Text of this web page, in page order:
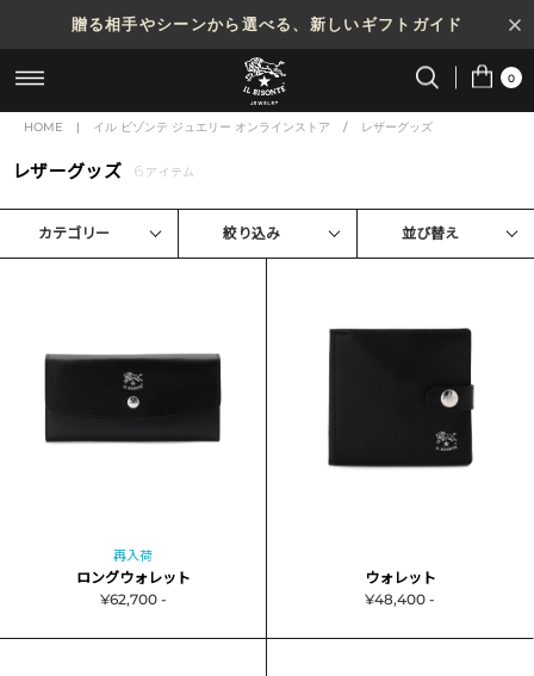
贈る相手やシーンから選べる、新しいギフトガイド
0
HOME | イル ビゾンテ ジュエリー オンラインストア / レザーグッズ
レザーグッズ 6 アイテム
カテゴリー 絞り込み 並び替え
再入荷
ロングウォレット
¥62,700 -
ウォレット
¥48,400 -